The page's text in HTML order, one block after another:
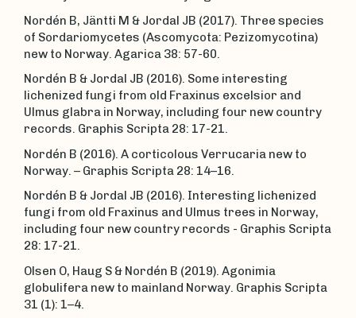
Nordén B, Jäntti M & Jordal JB (2017). Three species
of Sordariomycetes (Ascomycota: Pezizomycotina)
new to Norway. Agarica 38: 57-60.
Nordén B & Jordal JB (2016). Some interesting
lichenized fungi from old Fraxinus excelsior and
Ulmus glabra in Norway, including four new country
records. Graphis Scripta 28: 17-21.
Nordén B (2016). A corticolous Verrucaria new to
Norway. – Graphis Scripta 28: 14–16.
Nordén B & Jordal JB (2016). Interesting lichenized
fungi from old Fraxinus and Ulmus trees in Norway,
including four new country records - Graphis Scripta
28: 17-21.
Olsen O, Haug S & Nordén B (2019). Agonimia
globulifera new to mainland Norway. Graphis Scripta
31 (1): 1–4.